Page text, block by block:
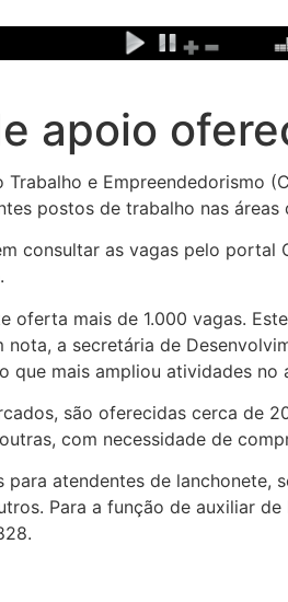
apoio
Trabalho e Empreendedorismo
postos de trabalho nas
consultar as vagas pelo
oferta mais de 1.000 vagas.
nota, a secretária de
que mais ampliou atividades
são oferecidas cerca de
com necessidade de
para atendentes de
Para a função de auxiliar